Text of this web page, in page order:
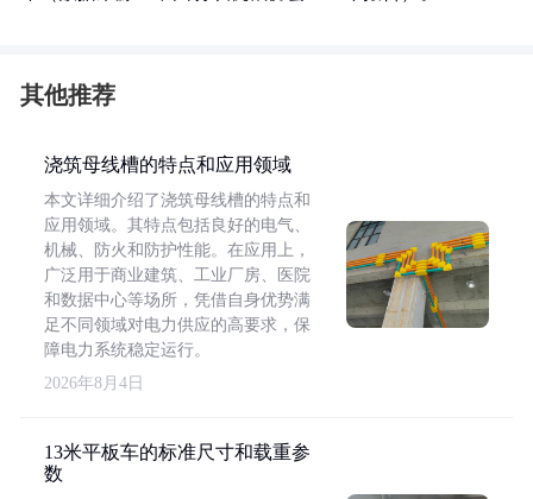
其他推荐
浇筑母线槽的特点和应用领域
本文详细介绍了浇筑母线槽的特点和
应用领域。其特点包括良好的电气、
机械、防火和防护性能。在应用上，
广泛用于商业建筑、工业厂房、医院
和数据中心等场所，凭借自身优势满
足不同领域对电力供应的高要求，保
障电力系统稳定运行。
2026年8月4日
13米平板车的标准尺寸和载重参
数